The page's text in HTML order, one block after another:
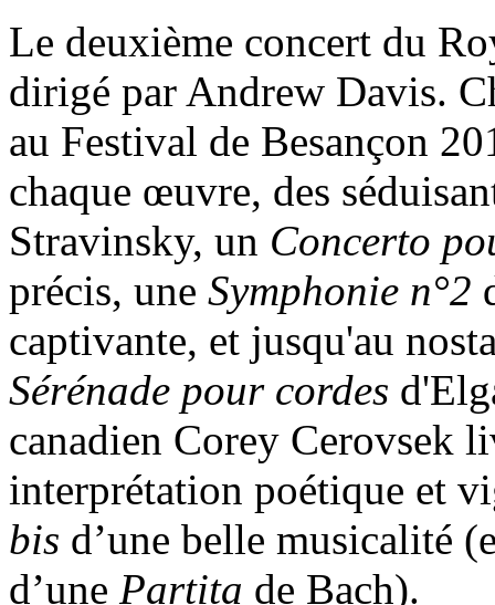
Le deuxième concert du
dirigé par Andrew Davis.
au Festival de Besançon
chaque œuvre, des
Stravinsky, un Concerto
précis, une Symphonie n°2
captivante, et jusqu'au
Sérénade pour cordes
canadien Corey Cerovsek
interprétation poétique et
bis d’une belle musicalité
d’une Partita de Bach).